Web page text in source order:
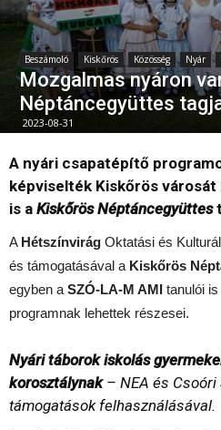
Beszámoló Kiskőrös Közösség Nyár
Mozgalmas nyáron
Néptáncegyüttes
2023-08-31
A nyári csapatépítő
képviselték Kiskőrös
is a Kiskőrös Néptáncegyüttes
A Hétszínvirág Oktatási és
és támogatásával a Kiskőrös
egyben aSZÓ-LA-M AMI
tanulói
programnak lehettek részesei.
Nyári táborok iskolás
korosztálynak – NEA és
támogatások felhasználásával.